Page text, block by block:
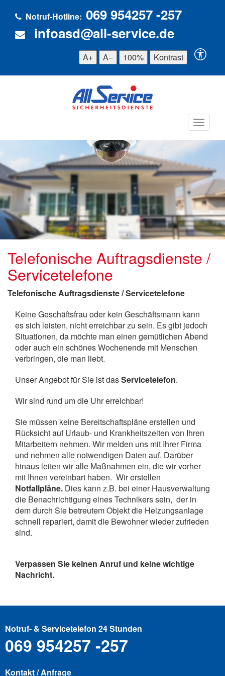
Notruf-Hotline: 069 954257 -257
infoasd@all-service.de
A+ A− 100% Kontrast
Toggle
Telefonische Auftragsdienste /
Servicetelefone
Telefonische Auftragsdienste / Servicetelefone
Keine Geschäftsfrau oder kein Geschäftsmann kann
es sich leisten, nicht erreichbar zu sein. Es gibt jedoch
Situationen, da möchte man einen gemütlichen Abend
oder auch ein schönes Wochenende mit Menschen
verbringen, die man liebt.
Unser Angebot für Sie ist dasServicetelefon.
Wir sind rund um die Uhr erreichbar!
Sie müssen keine Bereitschaftspläne erstellen und
Rücksicht auf Urlaub- und Krankheitszeiten von Ihren
Mitarbeitern nehmen. Wir melden uns mit Ihrer Firma
und nehmen alle notwendigen Daten auf. Darüber
hinaus leiten wir alle Maßnahmen ein, die wir vorher
mit Ihnen vereinbart haben. Wir erstellen
Notfallpläne. Dies kann z.B. bei einer Hausverwaltung
die Benachrichtigung eines Technikers sein, der in
dem durch Sie betreutem Objekt die Heizungsanlage
schnell repariert, damit die Bewohner wieder zufrieden
sind.
Verpassen Sie keinen Anruf und keine wichtige
Nachricht.
Notruf- & Servicetelefon 24 Stunden
069 954257 -257
Kontakt / Anfrage